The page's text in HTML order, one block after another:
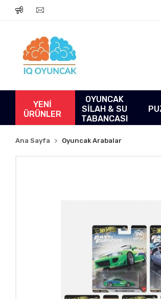
YENİ
ÜRÜNLER
OYUNCAK
SİLAH & SU
TABANCASI
Ana Sayfa Oyuncak Arabalar